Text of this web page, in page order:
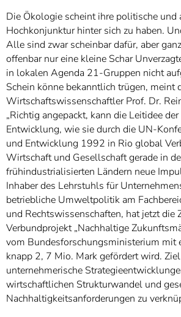
Die Ökologie scheint ihre politische und
Hochkonjunktur hinter sich zu haben.
Alle sind zwar scheinbar dafür, aber
offenbar nur eine kleine Schar
in lokalen Agenda 21-Gruppen nicht
Schein könne bekanntlich trügen, meint
Wirtschaftswissenschaftler Prof. Dr.
„Richtig angepackt, kann die Leitidee
Entwicklung, wie sie durch die UN-
und Entwicklung 1992 in Rio global
Wirtschaft und Gesellschaft gerade in
frühindustrialisierten Ländern neue
Inhaber des Lehrstuhls für
betriebliche Umweltpolitik am
und Rechtswissenschaften, hat jetzt die
Verbundprojekt „Nachhaltige
vom Bundesforschungsministerium mit
knapp 2, 7 Mio. Mark gefördert wird.
unternehmerische
wirtschaftlichen Strukturwandel und
Nachhaltigkeitsanforderungen zu